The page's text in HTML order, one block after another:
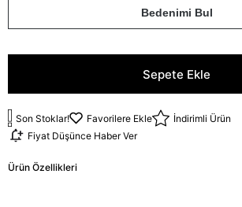
Bedenimi Bul
Son Stoklar! Favorilere Ekle
İndirimli Ürün
Fiyat Düşünce Haber Ver
Ürün Özellikleri